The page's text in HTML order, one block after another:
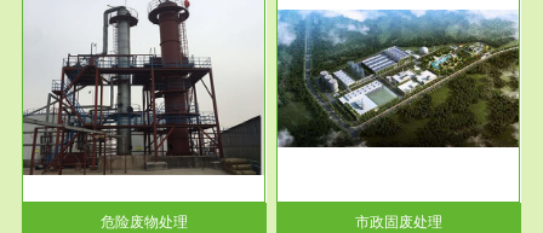
危险废物处理
服务范围
市政固废处理
蔚蓝生态环境科技所从事的市政
废物处理业务包括市政废物的处
理处...
市政固废处理